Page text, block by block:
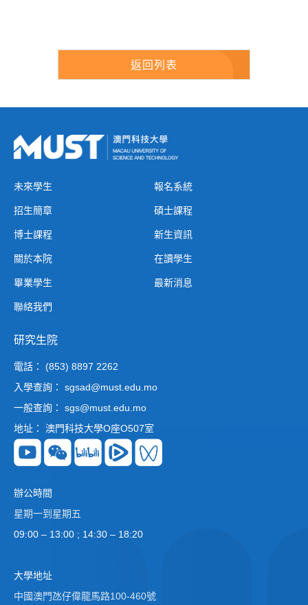
返回列表
未來學生 報名系統
招生簡章 碩士課程
博士課程 新生資訊
關於本院 在讀學生
畢業學生 最新消息
聯絡我們
研究生院
電話： (853) 8897 2262
入學查詢： sgsad@must.edu.mo
一般查詢： sgs@must.edu.mo
地址： 澳門科技大學O座O507室
辦公時間
星期一到星期五
09:00 – 13:00 ; 14:30 – 18:20
大學地址
中國澳門氹仔偉龍馬路100-460號